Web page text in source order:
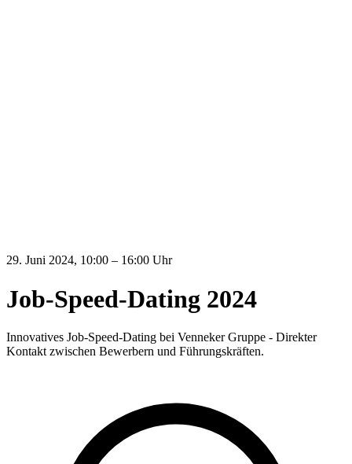
29. Juni 2024, 10:00 – 16:00 Uhr
Job-Speed-Dating 2024
Innovatives Job-Speed-Dating bei Venneker Gruppe - Direkter
Kontakt zwischen Bewerbern und Führungskräften.